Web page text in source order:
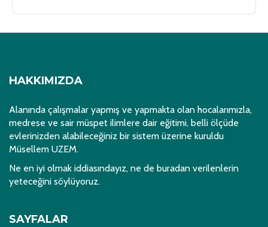
HAKKIMIZDA
Alanında çalışmalar yapmış ve yapmakta olan hocalarımızla,
medrese ve sair müspet ilimlere dair eğitimi, belli ölçüde
evlerinizden alabileceğiniz bir sistem üzerine kuruldu
Müsellem UZEM.
Ne en iyi olmak iddiasındayız, ne de buradan verilenlerin
yeteceğini söylüyoruz.
SAYFALAR